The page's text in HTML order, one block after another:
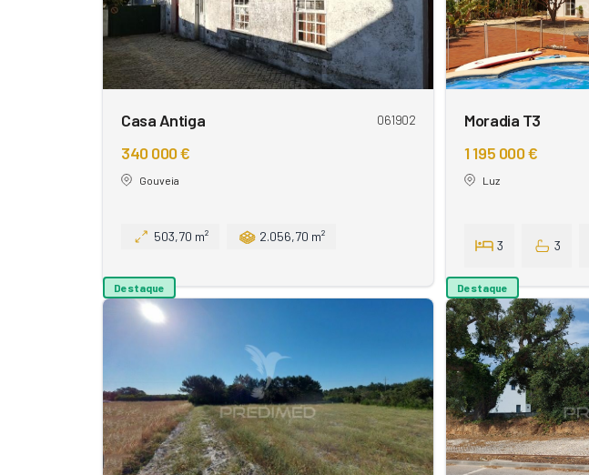
Casa Antiga 061902
340 000 €
Gouveia
503,70 m² 2.056,70 m²
Moradia T3
1 195 000 €
Luz
3 3
Destaque Destaque